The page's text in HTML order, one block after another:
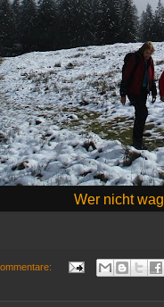
Wer nicht